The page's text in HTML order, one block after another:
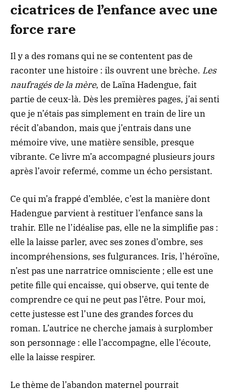
cicatrices de l’enfance avec une
force rare
Il y a des romans qui ne se contentent pas de
raconter une histoire : ils ouvrent une brèche. Les
naufragés de la mère, de Laïna Hadengue, fait
partie de ceux-là. Dès les premières pages, j’ai senti
que je n’étais pas simplement en train de lire un
récit d’abandon, mais que j’entrais dans une
mémoire vive, une matière sensible, presque
vibrante. Ce livre m’a accompagné plusieurs jours
après l’avoir refermé, comme un écho persistant.
Ce qui m’a frappé d’emblée, c’est la manière dont
Hadengue parvient à restituer l’enfance sans la
trahir. Elle ne l’idéalise pas, elle ne la simplifie pas :
elle la laisse parler, avec ses zones d’ombre, ses
incompréhensions, ses fulgurances. Iris, l’héroïne,
n’est pas une narratrice omnisciente ; elle est une
petite fille qui encaisse, qui observe, qui tente de
comprendre ce qui ne peut pas l’être. Pour moi,
cette justesse est l’une des grandes forces du
roman. L’autrice ne cherche jamais à surplomber
son personnage : elle l’accompagne, elle l’écoute,
elle la laisse respirer.
Le thème de l’abandon maternel pourrait